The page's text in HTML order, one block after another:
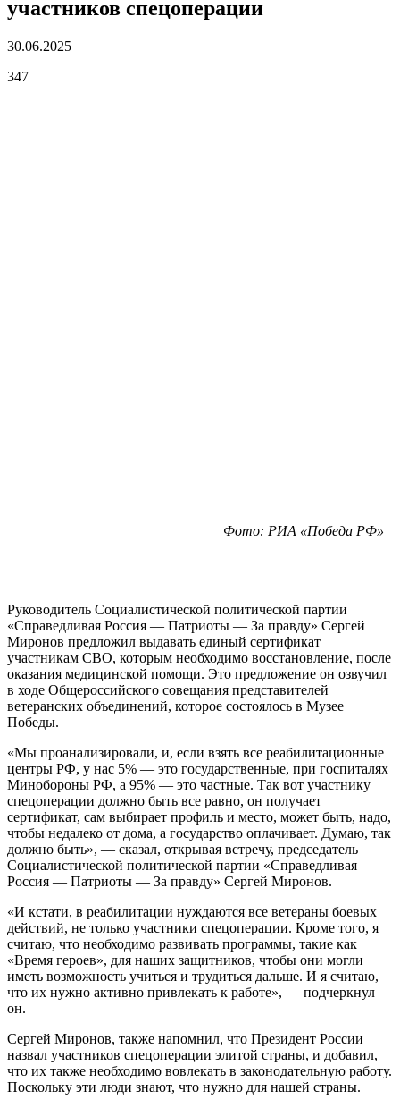
участников спецоперации
30.06.2025
347
Фото: РИА «Победа РФ»
Руководитель Социалистической политической партии
«Справедливая Россия — Патриоты — За правду» Сергей
Миронов предложил выдавать единый сертификат
участникам СВО, которым необходимо восстановление, после
оказания медицинской помощи. Это предложение он озвучил
в ходе Общероссийского совещания представителей
ветеранских объединений, которое состоялось в Музее
Победы.
«Мы проанализировали, и, если взять все реабилитационные
центры РФ, у нас 5% — это государственные, при госпиталях
Минобороны РФ, а 95% — это частные. Так вот участнику
спецоперации должно быть все равно, он получает
сертификат, сам выбирает профиль и место, может быть, надо,
чтобы недалеко от дома, а государство оплачивает. Думаю, так
должно быть», — сказал, открывая встречу, председатель
Социалистической политической партии «Справедливая
Россия — Патриоты — За правду» Сергей Миронов.
«И кстати, в реабилитации нуждаются все ветераны боевых
действий, не только участники спецоперации. Кроме того, я
считаю, что необходимо развивать программы, такие как
«Время героев», для наших защитников, чтобы они могли
иметь возможность учиться и трудиться дальше. И я считаю,
что их нужно активно привлекать к работе», — подчеркнул
он.
Сергей Миронов, также напомнил, что Президент России
назвал участников спецоперации элитой страны, и добавил,
что их также необходимо вовлекать в законодательную работу.
Поскольку эти люди знают, что нужно для нашей страны.